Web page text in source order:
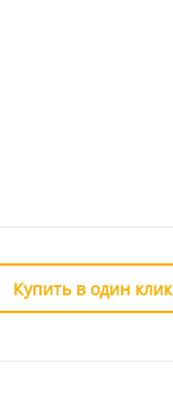
Купить в один клик